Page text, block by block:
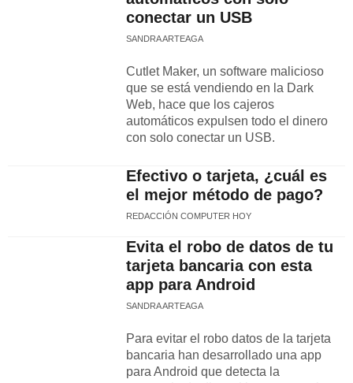
conectar un USB
SANDRA ARTEAGA
Cutlet Maker, un software malicioso
que se está vendiendo en la Dark
Web, hace que los cajeros
automáticos expulsen todo el dinero
con solo conectar un USB.
Efectivo o tarjeta, ¿cuál es
el mejor método de pago?
REDACCIÓN COMPUTER HOY
Evita el robo de datos de tu
tarjeta bancaria con esta
app para Android
SANDRA ARTEAGA
Para evitar el robo datos de la tarjeta
bancaria han desarrollado una app
para Android que detecta la